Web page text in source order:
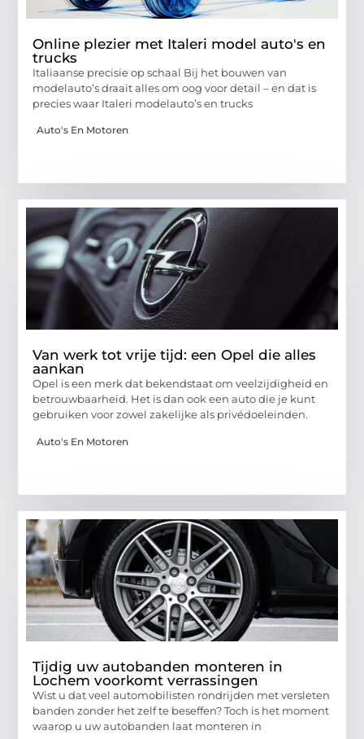
Online plezier met Italeri model auto's en
trucks
Italiaanse precisie op schaal Bij het bouwen van
modelauto’s draait alles om oog voor detail – en dat is
precies waar Italeri modelauto’s en trucks
Auto's En Motoren
Van werk tot vrije tijd: een Opel die alles
aankan
Opel is een merk dat bekendstaat om veelzijdigheid en
betrouwbaarheid. Het is dan ook een auto die je kunt
gebruiken voor zowel zakelijke als privédoeleinden.
Auto's En Motoren
Tijdig uw autobanden monteren in
Lochem voorkomt verrassingen
Wist u dat veel automobilisten rondrijden met versleten
banden zonder het zelf te beseffen? Toch is het moment
waarop u uw autobanden laat monteren in